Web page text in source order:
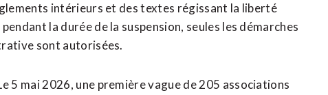
intérieurs et des textes régissant la liberté
la durée de la suspension, seules les démarches
sont autorisées.
5 mai 2026, une première vague de 205 associations